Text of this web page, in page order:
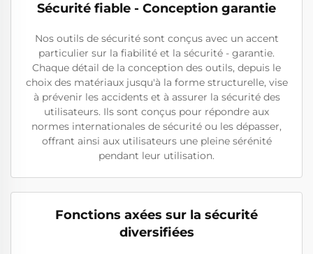
Sécurité fiable - Conception garantie
Nos outils de sécurité sont conçus avec un accent
particulier sur la fiabilité et la sécurité - garantie.
Chaque détail de la conception des outils, depuis le
choix des matériaux jusqu'à la forme structurelle, vise
à prévenir les accidents et à assurer la sécurité des
utilisateurs. Ils sont conçus pour répondre aux
normes internationales de sécurité ou les dépasser,
offrant ainsi aux utilisateurs une pleine sérénité
pendant leur utilisation.
Fonctions axées sur la sécurité
diversifiées